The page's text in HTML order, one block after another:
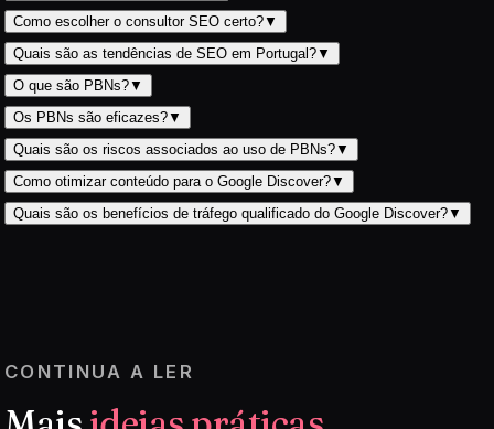
Como escolher o consultor SEO certo?▼
Quais são as tendências de SEO em Portugal?▼
O que são PBNs?▼
Os PBNs são eficazes?▼
Quais são os riscos associados ao uso de PBNs?▼
Como otimizar conteúdo para o Google Discover?▼
Quais são os benefícios de tráfego qualificado do Google Discover?▼
CONTINUA A LER